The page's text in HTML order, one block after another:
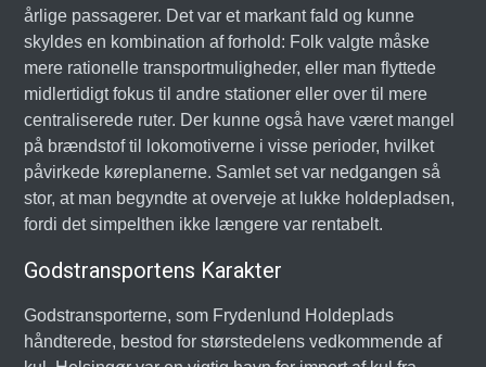
årlige passagerer. Det var et markant fald og kunne
skyldes en kombination af forhold: Folk valgte måske
mere rationelle transportmuligheder, eller man flyttede
midlertidigt fokus til andre stationer eller over til mere
centraliserede ruter. Der kunne også have været mangel
på brændstof til lokomotiverne i visse perioder, hvilket
påvirkede køreplanerne. Samlet set var nedgangen så
stor, at man begyndte at overveje at lukke holdepladsen,
fordi det simpelthen ikke længere var rentabelt.
Godstransportens Karakter
Godstransporterne, som Frydenlund Holdeplads
håndterede, bestod for størstedelens vedkommende af